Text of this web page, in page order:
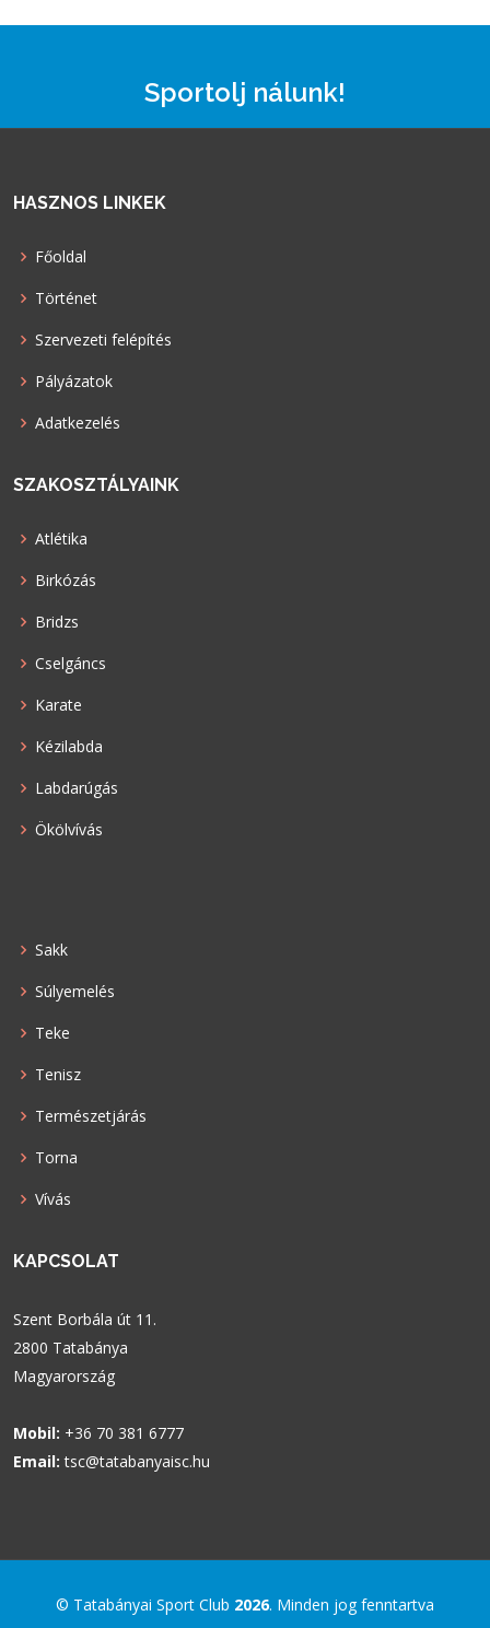
Sportolj nálunk!
HASZNOS LINKEK
Főoldal
Történet
Szervezeti felépítés
Pályázatok
Adatkezelés
SZAKOSZTÁLYAINK
Atlétika
Birkózás
Bridzs
Cselgáncs
Karate
Kézilabda
Labdarúgás
Ökölvívás
Sakk
Súlyemelés
Teke
Tenisz
Természetjárás
Torna
Vívás
KAPCSOLAT
Szent Borbála út 11.
2800 Tatabánya
Magyarország
Mobil: +36 70 381 6777
Email: tsc@tatabanyaisc.hu
© Tatabányai Sport Club 2026. Minden jog fenntartva